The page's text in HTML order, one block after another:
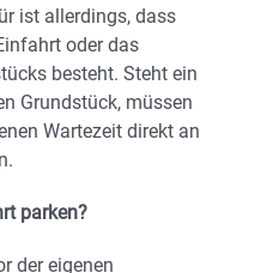
ist allerdings, dass
oder das
besteht. Steht ein
Grundstück, müssen
Wartezeit direkt an
parken?
der eigenen